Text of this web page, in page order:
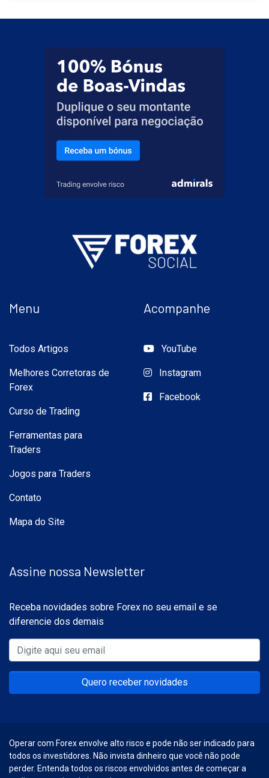
Menu
Todos Artigos
Melhores Corretoras de
Forex
Curso de Trading
Ferramentas para
Traders
Jogos para Traders
Contato
Mapa do Site
Acompanhe
YouTube
Instagram
Facebook
Assine nossa Newsletter
Receba novidades sobre Forex no seu email e se
diferencie dos demais
Quero receber novidades
Operar com Forex envolve alto risco e pode não ser indicado para
todos os investidores. Não invista dinheiro que você não pode
perder. Entenda todos os riscos envolvidos antes de começar a